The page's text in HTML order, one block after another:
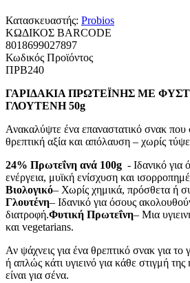
Κατασκευαστής: Probios
ΚΩΔΙΚΟΣ BARCODE
8018699027897
Κωδικός Προϊόντος
ΠΡΒ240
ΓΑΡΙΔΑΚΙΑ ΠΡΩΤΕΪΝΗΣ ΜΕ
ΓΛΟΥΤΕΝΗ 50g
Ανακαλύψτε ένα επαναστατικό σνακ που
θρεπτική αξία και απόλαυση – χωρίς
24% Πρωτεΐνη ανά 100g - Ιδανικό για
ενέργεια, μυϊκή ενίσχυση και
Βιολογικό– Χωρίς χημικά, πρόσθετα ή
Γλουτένη– Ιδανικό για όσους
διατροφή.Φυτική Πρωτεΐνη– Μια
και vegetarians.
Αν ψάχνεις για ένα θρεπτικό σνακ για το
ή απλώς κάτι υγιεινό για κάθε στιγμή
είναι για σένα.